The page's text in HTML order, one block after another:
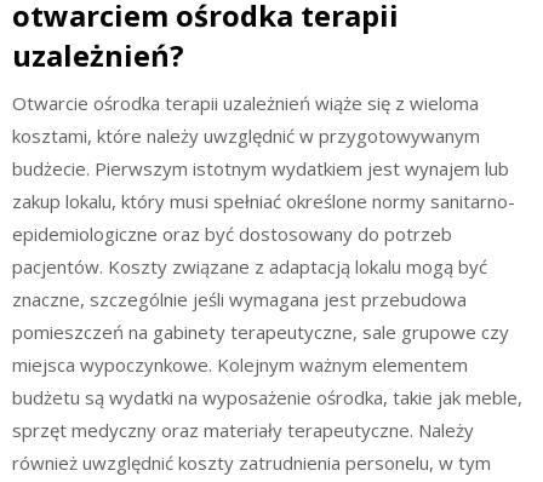
otwarciem ośrodka terapii
uzależnień?
Otwarcie ośrodka terapii uzależnień wiąże się z wieloma
kosztami, które należy uwzględnić w przygotowywanym
budżecie. Pierwszym istotnym wydatkiem jest wynajem lub
zakup lokalu, który musi spełniać określone normy sanitarno-
epidemiologiczne oraz być dostosowany do potrzeb
pacjentów. Koszty związane z adaptacją lokalu mogą być
znaczne, szczególnie jeśli wymagana jest przebudowa
pomieszczeń na gabinety terapeutyczne, sale grupowe czy
miejsca wypoczynkowe. Kolejnym ważnym elementem
budżetu są wydatki na wyposażenie ośrodka, takie jak meble,
sprzęt medyczny oraz materiały terapeutyczne. Należy
również uwzględnić koszty zatrudnienia personelu, w tym